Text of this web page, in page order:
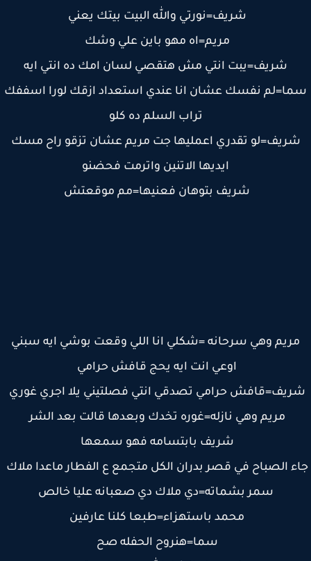
شريف=نورتي والله البيت بيتك يعني
مريم=اه مهو باين علي وشك
شريف=يبت انتي مش هتقصي لسان امك ده انتي ايه
نفسك عشان انا عندي استعداد ازقك لورا اسففك
تراب السلم ده كلو
تقدري اعمليها جت مريم عشان تزقو راح مسك
ايديها الاتنين واترمت فحضنو
شريف بتوهان فعنيها=مم موقعتش
وهي سرحانه =شكلي انا اللي وقعت بوشي ايه سبني
اوعي انت ايه يحج قافش حرامي
حرامي تصدقي انتي فصلتيني يلا اجري غوري
مريم وهي نازله=غوره تخدك وبعدها قالت بعد الشر
شريف بابتسامه فهو سمعها
الصباح في قصر بدران الكل متجمع ع الفطار ماعدا ملاك
سمر بشماته=دي ملاك دي صعبانه عليا خالص
محمد باستهزاء=طبعا كلنا عارفين
سما=هنروح الحفله صح